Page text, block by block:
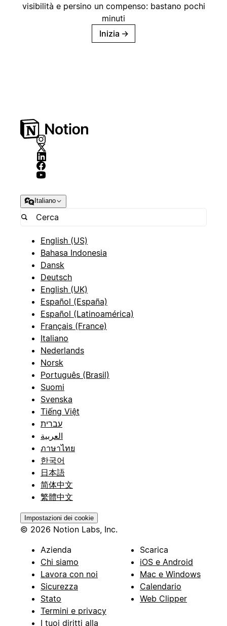
visibilità e persino un compenso: bastano pochi
minuti
Inizia →
Italiano
English (US)
Bahasa Indonesia
Dansk
Deutsch
English (UK)
Español (España)
Español (Latinoamérica)
Français (France)
Italiano
Nederlands
Norsk
Português (Brasil)
Suomi
Svenska
Tiếng Việt
עברית
العربية
ภาษาไทย
한국어
日本語
简体中文
繁體中文
Impostazioni dei cookie
© 2026 Notion Labs, Inc.
Azienda
Chi siamo
Lavora con noi
Sicurezza
Stato
Termini e privacy
I tuoi diritti alla
Scarica
iOS e Android
Mac e Windows
Calendario
Web Clipper